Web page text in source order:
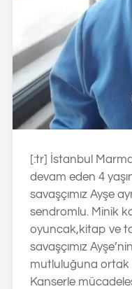
[:tr] İstanbul
devam eden 4
savaşçımız Ayşe
sendromlu. Minik
oyuncak,kitap ve
savaşçımız
mutluluğuna ortak
Kanserle